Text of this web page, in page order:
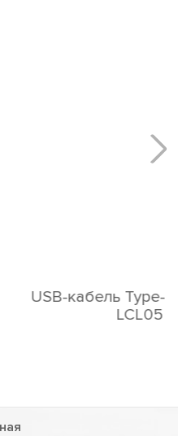
С/Lightning